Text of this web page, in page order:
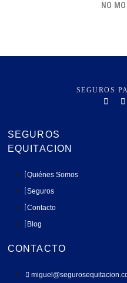
NO
SEGUROS
SEGUROS
EQUITACION
Quiénes Somos
Seguros
Contacto
Blog
CONTACTO